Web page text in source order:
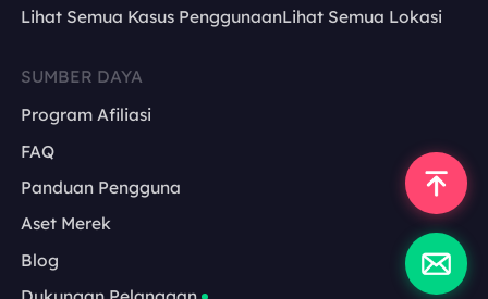
Lihat Semua Kasus PenggunaanLihat Semua Lokasi
SUMBER DAYA
Program Afiliasi
FAQ
Panduan Pengguna
Aset Merek
Blog